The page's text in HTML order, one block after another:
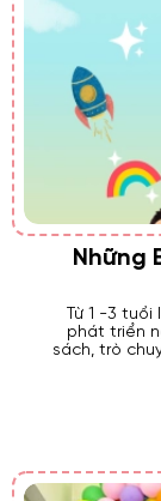
Những
Từ 1 -3
phát triển
sách, trò